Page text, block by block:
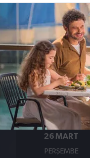
BASINÇ
1012hpa
26 MART
PERŞEMBE